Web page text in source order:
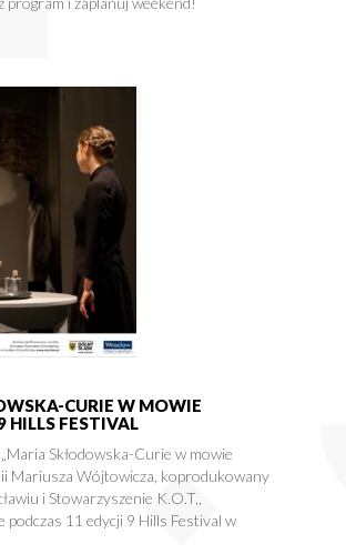
CURIE W MOWIE
HILLS FESTIVAL
Skłodowska-Curie w mowie
Mariusza Wójtowicza, koprodukowany
i Stowarzyszenie K.O.T.,
podczas 11 edycji 9 Hills Festival w